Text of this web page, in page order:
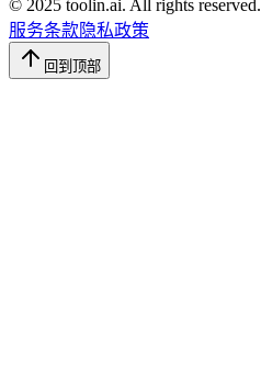
© 2025 toolin.ai. All rights reserved.
服务条款隐私政策
回到顶部